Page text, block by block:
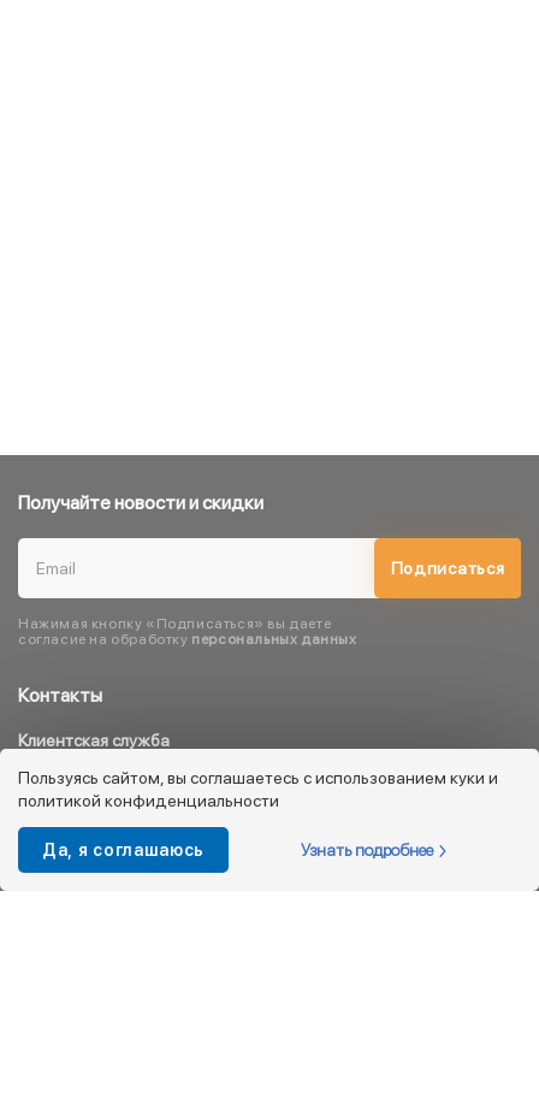
Контакты
Клиентская служба
8 800 333 08 45
info@kotofey.ru
Магазины в Москва (50)
Получайте новости и скидки
Подписаться
Нажимая кнопку «Подписаться» вы даете
согласие на обработку персональных данных
Пользуясь сайтом, вы соглашаетесь с использованием куки и
политикой конфиденциальности
Да, я соглашаюсь Узнать подробнее